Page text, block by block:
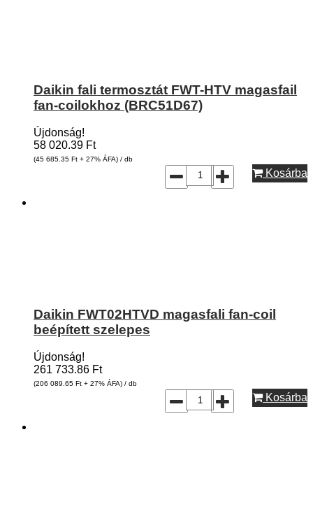
Daikin fali termosztát FWT-HTV magasfail
fan-coilokhoz (BRC51D67)
Újdonság!
58 020.39 Ft
(45 685.35 Ft + 27% ÁFA) / db
Kosárba
Daikin FWT02HTVD magasfali fan-coil
beépített szelepes
Újdonság!
261 733.86 Ft
(206 089.65 Ft + 27% ÁFA) / db
Kosárba